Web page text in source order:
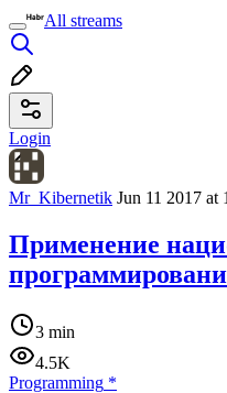
All streams
Login
Mr_Kibernetik Jun 11 2017 at
Применение
3 min
4.5K
Programming *